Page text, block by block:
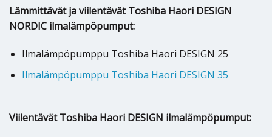
Lämmittävät ja viilentävät Toshiba Haori DESIGN
NORDIC ilmalämpöpumput:
Ilmalämpöpumppu Toshiba Haori DESIGN 25
Ilmalämpöpumppu Toshiba Haori DESIGN 35
Viilentävät Toshiba Haori DESIGN ilmalämpöpumput: